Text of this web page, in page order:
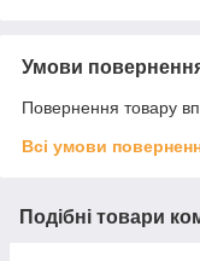
Умови
Повернення товару
Всі умови
Подібні товари